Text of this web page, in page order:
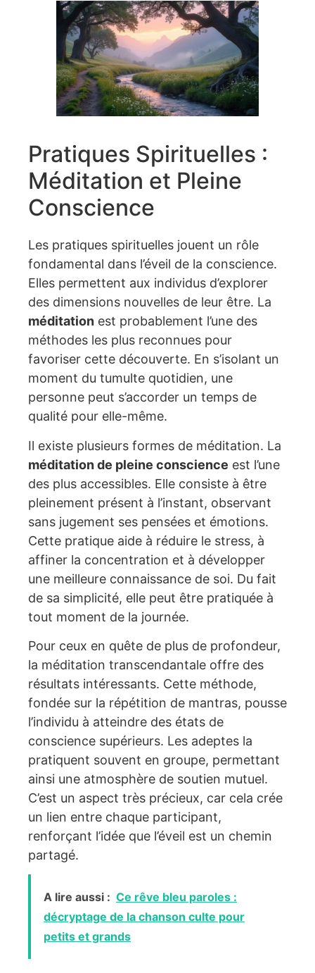
Pratiques Spirituelles :
Méditation et Pleine
Conscience
Les pratiques spirituelles jouent un rôle
fondamental dans l’éveil de la conscience.
Elles permettent aux individus d’explorer
des dimensions nouvelles de leur être. La
méditation est probablement l’une des
méthodes les plus reconnues pour
favoriser cette découverte. En s’isolant un
moment du tumulte quotidien, une
personne peut s’accorder un temps de
qualité pour elle-même.
Il existe plusieurs formes de méditation. La
méditation de pleine conscience est l’une
des plus accessibles. Elle consiste à être
pleinement présent à l’instant, observant
sans jugement ses pensées et émotions.
Cette pratique aide à réduire le stress, à
affiner la concentration et à développer
une meilleure connaissance de soi. Du fait
de sa simplicité, elle peut être pratiquée à
tout moment de la journée.
Pour ceux en quête de plus de profondeur,
la méditation transcendantale offre des
résultats intéressants. Cette méthode,
fondée sur la répétition de mantras, pousse
l’individu à atteindre des états de
conscience supérieurs. Les adeptes la
pratiquent souvent en groupe, permettant
ainsi une atmosphère de soutien mutuel.
C’est un aspect très précieux, car cela crée
un lien entre chaque participant,
renforçant l’idée que l’éveil est un chemin
partagé.
A lire aussi : Ce rêve bleu paroles :
décryptage de la chanson culte pour
petits et grands